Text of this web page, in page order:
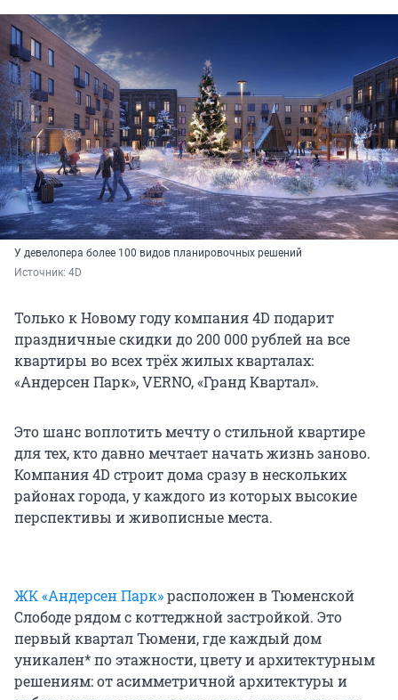
У девелопера более 100 видов планировочных решений
Источник: 4D
Только к Новому году компания 4D подарит
праздничные скидки до 200 000 рублей на все
квартиры во всех трёх жилых кварталах:
«Андерсен Парк», VERNO, «Гранд Квартал».
Это шанс воплотить мечту о стильной квартире
для тех, кто давно мечтает начать жизнь заново.
Компания 4D строит дома сразу в нескольких
районах города, у каждого из которых высокие
перспективы и живописные места.
ЖК «Андерсен Парк»расположен в Тюменской
Слободе рядом с коттеджной застройкой. Это
первый квартал Тюмени, где каждый дом
уникален* по этажности, цвету и архитектурным
решениям: от асимметричной архитектуры и